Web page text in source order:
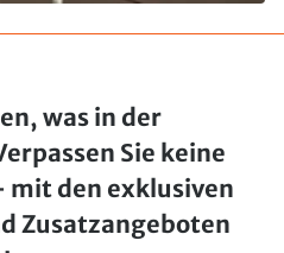
was in der
Sie keine
den exklusiven
Zusatzangeboten